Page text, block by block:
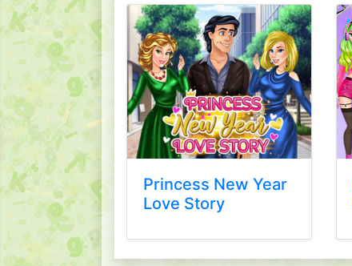
Princess New Year
Love Story